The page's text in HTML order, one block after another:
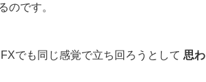
のです。
でも同じ感覚で立ち回ろうとして 思わ